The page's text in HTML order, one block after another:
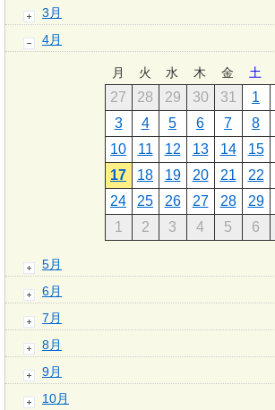
3月
4月
月 火 水 木 金 土
27 28 29 30 31 1
3
4 5 6 7 8
10
11 12 13 14 15
17
18 19 20 21 22
24
25 26 27 28 29
1
2 3 4 5 6
5月
6月
7月
8月
9月
10月